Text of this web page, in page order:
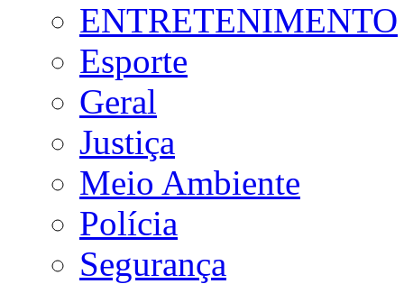
ENTRETENIMENTO
Esporte
Geral
Justiça
Meio Ambiente
Polícia
Segurança